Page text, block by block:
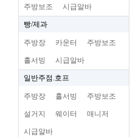
주방보조 시급알바
빵/제과
주방장 카운터 주방보조
홀서빙 시급알바
일반주점.호프
주방장 홀서빙 주방보조
설거지 웨이터 매니저
시급알바